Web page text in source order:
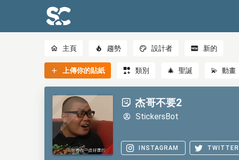
主頁 趨勢 設計者 新的
上傳你的貼紙 類別 🎄 聖誕 💫 動畫
杰哥不要2
StickersBot
INSTAGRAM TWITTER